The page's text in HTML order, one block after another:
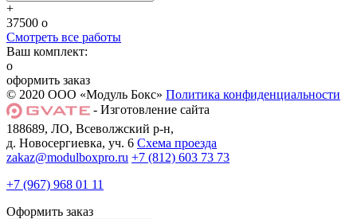
+
37500 o
Смотреть все работы
Ваш комплект:
o
оформить заказ
© 2020 ООО «Модуль Бокс» Политика конфиденциальности
- Изготовление сайта
188689, ЛО, Всеволжский р-н,
д. Новосергиевка, уч. 6 Схема проезда
zakaz@modulboxpro.ru +7 (812) 603 73 73
+7 (967) 968 01 11
Оформить заказ